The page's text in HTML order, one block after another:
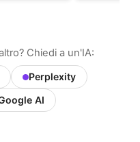
Chiedi a un'IA:
Perplexity
AI